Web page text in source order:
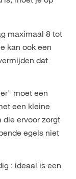
maximaal 8 tot
kan ook een
dat
moet een
een kleine
die ervoor zorgt
egels niet
: ideaal is een